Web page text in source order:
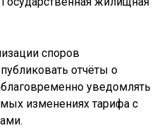
споров
отчёты о
уведомлять
изменениях тарифа с